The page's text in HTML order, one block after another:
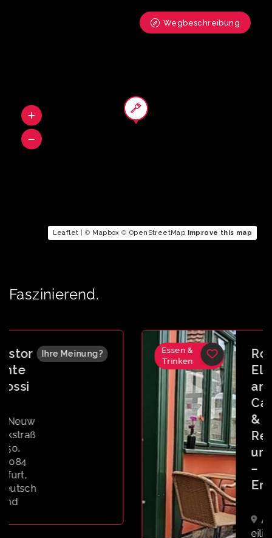
Leaflet | © Mapbox © OpenStreetMap Improve this map
Wegbeschreibung
Faszinierend.
Essen &
Trinken
Roter
Eleph
Resta
Ihre Meinung?